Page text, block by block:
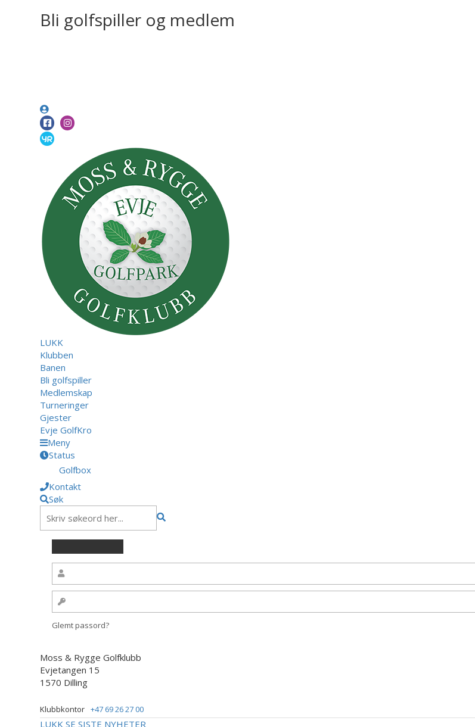
Bli golfspiller og medlem
LUKK
Klubben
Banen
Bli golfspiller
Medlemskap
Turneringer
Gjester
Evje GolfKro
Meny
Status
Golfbox
Kontakt
Søk
Glemt passord?
Moss & Rygge Golfklubb
Evjetangen 15
1570 Dilling
Klubbkontor +47 69 26 27 00
LUKK SE SISTE NYHETER